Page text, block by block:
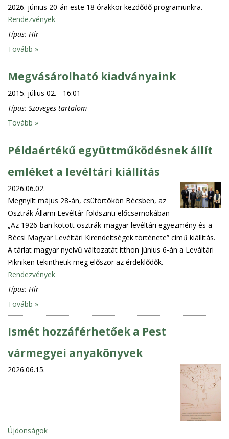
2026. június 20-án este 18 órakkor kezdődő programunkra.
Rendezvények
Típus: Hír
Tovább »
Megvásárolható kiadványaink
2015. július 02. - 16:01
Típus: Szöveges tartalom
Tovább »
Példaértékű együttműködésnek állít
emléket a levéltári kiállítás
2026.06.02.
Megnyílt május 28-án, csütörtökön Bécsben, az
Osztrák Állami Levéltár földszinti előcsarnokában
„Az 1926-ban kötött osztrák-magyar levéltári egyezmény és a
Bécsi Magyar Levéltári Kirendeltségek története” című kiállítás.
A tárlat magyar nyelvű változatát itthon június 6-án a Leváltári
Pikniken tekinthetik meg először az érdeklődők.
Rendezvények
Típus: Hír
Tovább »
Ismét hozzáférhetőek a Pest
vármegyei anyakönyvek
2026.06.15.
Újdonságok